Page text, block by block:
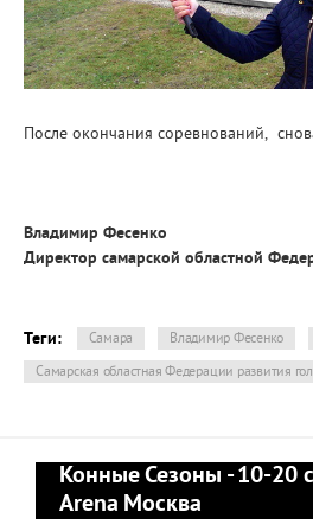
После окончания соревнований,
Владимир Фесенко
Директор самарской областной
Теги: Самара Владимир Фесенко
Самарская областная Федерации развития
Конные Сезоны - 10-20
Arena Москва